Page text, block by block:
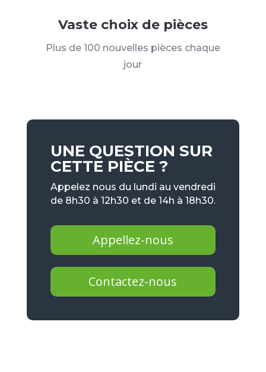
Vaste choix de pièces
Plus de 100 nouvelles pièces chaque
jour
UNE QUESTION SUR
CETTE PIÈCE ?
Appelez nous du lundi au vendredi
de 8h30 à 12h30 et de 14h à 18h30.
Appellez-nous
Contactez-nous